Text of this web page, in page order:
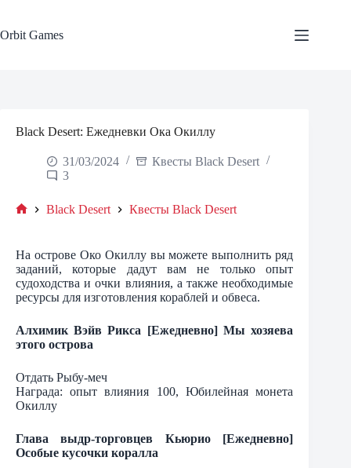
content
Orbit Games
Black Desert: Ежедневки Ока Окиллу
31/03/2024
Квесты Black Desert
3
Black Desert Квесты Black Desert
На острове Око Окиллу вы можете выполнить ряд
заданий, которые дадут вам не только опыт
судоходства и очки влияния, а также необходимые
ресурсы для изготовления кораблей и обвеса.
Алхимик Вэйв Рикса [Ежедневно] Мы хозяева
этого острова
Отдать Рыбу-меч
Награда: опыт влияния 100, Юбилейная монета
Окиллу
Глава выдр-торговцев Кьюрио [Ежедневно]
Особые кусочки коралла